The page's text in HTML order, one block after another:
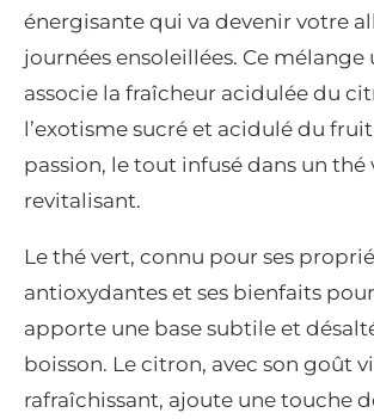
énergisante qui va devenir votre
journées ensoleillées. Ce mélange
associe la fraîcheur acidulée du
l’exotisme sucré et acidulé du
passion, le tout infusé dans un thé
revitalisant.
Le thé vert, connu pour ses
antioxydantes et ses bienfaits
apporte une base subtile et
boisson. Le citron, avec son goût
rafraîchissant, ajoute une touche